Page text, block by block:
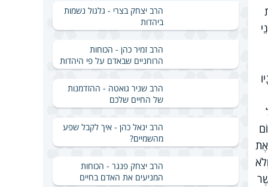
הרב יצחק בצרי - גלגול נשמות
ביהדות
הרב זמיר כהן - הכוחות
הרוחניים שבאדם על פי היהדות
הרב שניר גואטה - ההזדמנות
של החיים שלכם
הרב יגאל כהן - איך לקבל שפע
מהשמיים?
הרב יצחק פנגר - הכוחות
המניעים את האדם בחיים